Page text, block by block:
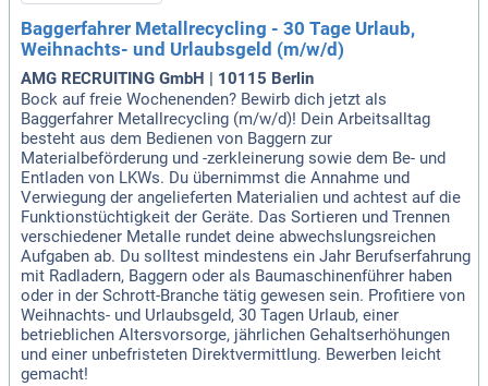
Baggerfahrer Metallrecycling - 30 Tage Urlaub,
Weihnachts- und Urlaubsgeld (m/w/d)
AMG RECRUITING GmbH | 10115 Berlin
Bock auf freie Wochenenden? Bewirb dich jetzt als
Baggerfahrer Metallrecycling (m/w/d)! Dein Arbeitsalltag
besteht aus dem Bedienen von Baggern zur
Materialbeförderung und -zerkleinerung sowie dem Be- und
Entladen von LKWs. Du übernimmst die Annahme und
Verwiegung der angelieferten Materialien und achtest auf die
Funktionstüchtigkeit der Geräte. Das Sortieren und Trennen
verschiedener Metalle rundet deine abwechslungsreichen
Aufgaben ab. Du solltest mindestens ein Jahr Berufserfahrung
mit Radladern, Baggern oder als Baumaschinenführer haben
oder in der Schrott-Branche tätig gewesen sein. Profitiere von
Weihnachts- und Urlaubsgeld, 30 Tagen Urlaub, einer
betrieblichen Altersvorsorge, jährlichen Gehaltserhöhungen
und einer unbefristeten Direktvermittlung. Bewerben leicht
gemacht!